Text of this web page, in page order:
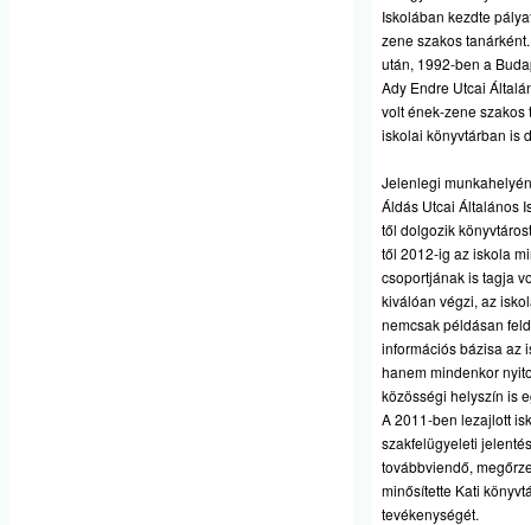
Iskolában kezdte
zene szakos
után, 1992-ben a
Ady Endre Utcai
volt ének-zene szakos
iskolai könyvtárban is
Jelenlegi
Áldás Utcai Általános
től dolgozik
től 2012-ig az iskola
csoportjának is tagja
kiválóan végzi, az
nemcsak példásan
információs bázisa az
hanem mindenkor
közösségi helyszín is
A 2011-ben lezajlott
szakfelügyeleti
továbbviendő,
minősítette Kati
tevékenységét.